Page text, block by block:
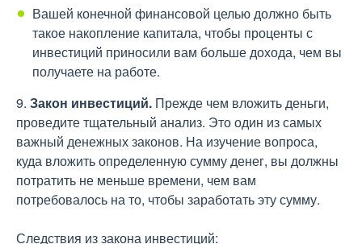
Вашей конечной финансовой целью должно быть
такое накопление капитала, чтобы проценты с
инвестиций приносили вам больше дохода, чем вы
получаете на работе.
9. Закон инвестиций. Прежде чем вложить деньги,
проведите тщательный анализ. Это один из самых
важный денежных законов. На изучение вопроса,
куда вложить определенную сумму денег, вы должны
потратить не меньше времени, чем вам
потребовалось на то, чтобы заработать эту сумму.
Следствия из закона инвестиций: